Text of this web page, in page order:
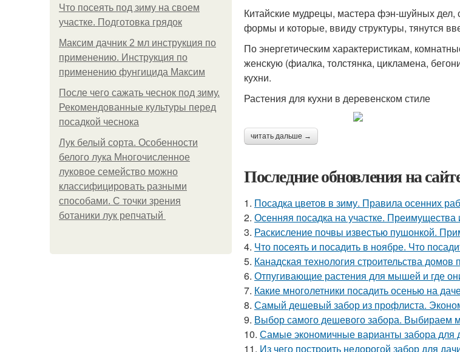
Что посеять под зиму на своем
участке. Подготовка грядок
Максим дачник 2 мл инструкция по
применению. Инструкция по
применению фунгицида Максим
После чего сажать чеснок под зиму.
Рекомендованные культуры перед
посадкой чеснока
Лук белый сорта. Особенности
белого лука Многочисленное
луковое семейство можно
классифицировать разными
способами. С точки зрения
ботаники лук репчатый
Китайские мудрецы, мастера фэн-шуйных дел,
формы и которые, ввиду структуры, тянутся
По энергетическим характеристикам,
женскую (фиалка, толстянка, цикламена,
кухни.
Растения для кухни в деревенском стиле
читать дальше →
Последние обновления на
1. Посадка цветов в зиму. Правила осенних
2. Осенняя посадка на участке. Преимущества
3. Раскисление почвы известью пушонкой.
4. Что посеять и посадить в ноябре. Что
5. Канадская технология строительства
6. Отпугивающие растения для мышей и где
7. Какие многолетники посадить осенью на
8. Самый дешевый забор из профлиста.
9. Выбор самого дешевого забора. Выбираем
10. Самые экономичные варианты забора для
11. Из чего построить недорогой забор для